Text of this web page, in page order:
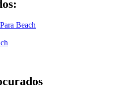
Beach